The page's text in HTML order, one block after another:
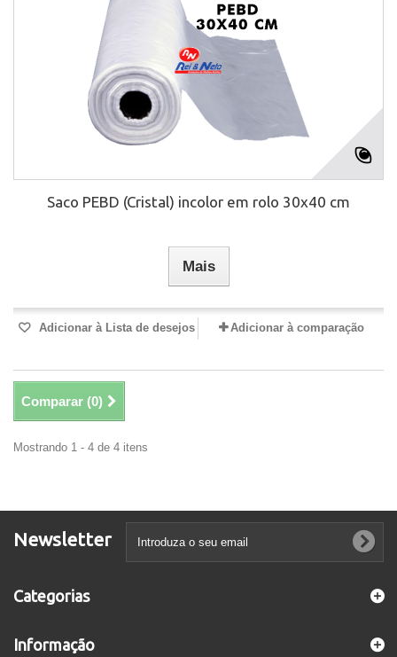
Saco PEBD (Cristal) incolor em rolo 30x40 cm
Mais
Adicionar à Lista de desejos Adicionar à comparação
Comparar (0)
Mostrando 1 - 4 de 4 itens
Newsletter
Categorias
Informação